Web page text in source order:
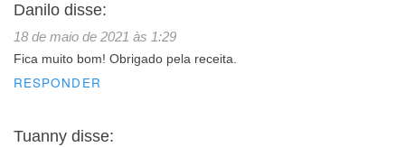
Danilo disse:
18 de maio de 2021 às 1:29
Fica muito bom! Obrigado pela receita.
RESPONDER
Tuanny disse: